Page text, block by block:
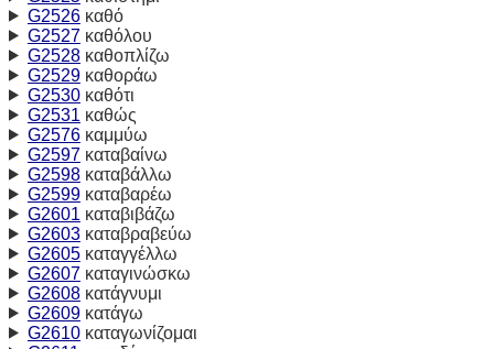
G2526καθό
G2527καθόλου
G2528καθοπλίζω
G2529καθοράω
G2530καθότι
G2531 καθώς
G2576καμμύω
G2597καταβαίνω
G2598καταβάλλω
G2599καταβαρέω
G2601 καταβιβάζω
G2603καταβραβεύω
G2605καταγγέλλω
G2607καταγινώσκω
G2608κατάγνυμι
G2609κατάγω
G2610καταγωνίζομαι